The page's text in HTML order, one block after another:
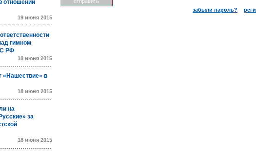
отношении
19 июня 2015
гимном
РФ
18 июня 2015
«Нашествие» в
18 июня 2015
на
за
18 июня 2015
забыли пароль?